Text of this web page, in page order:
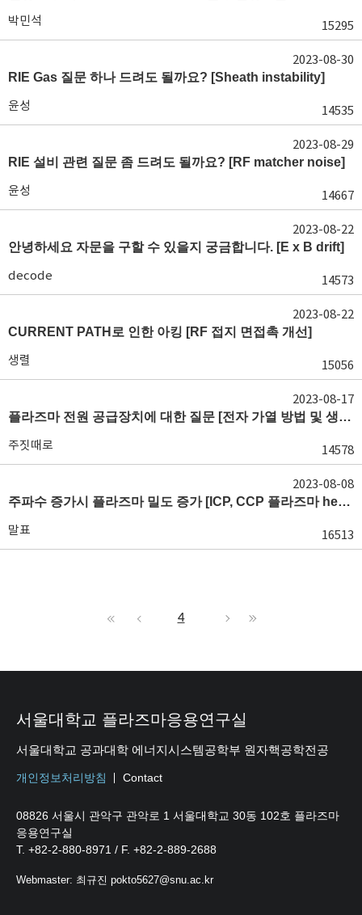
박민석 15295
RIE Gas 질문 하나 드려도 될까요? [Sheath instability]
윤성 14535
2023-08-30
RIE 설비 관련 질문 좀 드려도 될까요? [RF matcher noise]
윤성 14667
2023-08-29
안녕하세요 자문을 구할 수 있을지 궁금합니다. [E x B drift]
decode 14573
2023-08-22
CURRENT PATH로 인한 아킹 [RF 접지 면접촉 개선]
생렬 15056
2023-08-22
플라즈마 전원 공급장치에 대한 질문 [전자 가열 방법 및 생산성에 따른 구별]
주짓때로 14578
2023-08-17
주파수 증가시 플라즈마 밀도 증가 [ICP, CCP 플라즈마 heating]
말표 16513
2023-08-08
4
서울대학교 플라즈마응용연구실
서울대학교 공과대학 에너지시스템공학부 원자핵공학전공
개인정보처리방침 Contact
08826 서울시 관악구 관악로 1 서울대학교 30동 102호 플라즈마
응용연구실
T. +82-2-880-8971 / F. +82-2-889-2688
Webmaster: 최규진 pokto5627@snu.ac.kr